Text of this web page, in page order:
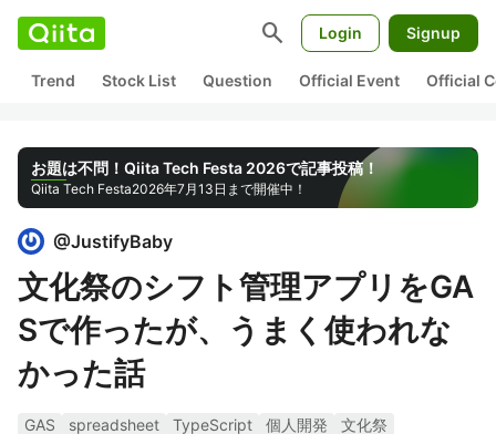
search Login Signup
Trend Stock List Question Official Event Official
お題は不問！Qiita Tech Festa 2026で記事投稿！
Qiita Tech Festa2026年7月13日まで開催中！
@JustifyBaby
文化祭のシフト管理アプリをGA
Sで作ったが、うまく使われな
かった話
GAS spreadsheet TypeScript 個人開発
文化祭